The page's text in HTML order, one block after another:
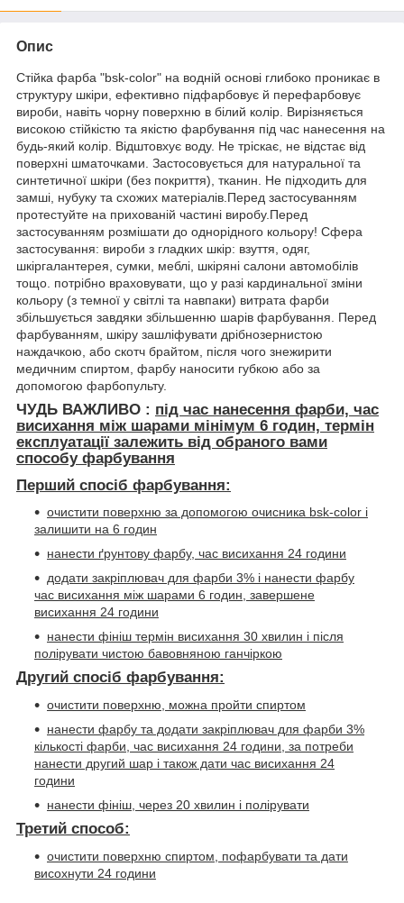
Опис
Стійка фарба "bsk-color" на водній основі глибоко проникає в
структуру шкіри, ефективно підфарбовує й перефарбовує
вироби, навіть чорну поверхню в білий колір. Вирізняється
високою стійкістю та якістю фарбування під час нанесення на
будь-який колір. Відштовхує воду. Не тріскає, не відстає від
поверхні шматочками. Застосовується для натуральної та
синтетичної шкіри (без покриття), тканин. Не підходить для
замші, нубуку та схожих матеріалів.Перед застосуванням
протестуйте на прихованій частині виробу.Перед
застосуванням розмішати до однорідного кольору! Сфера
застосування: вироби з гладких шкір: взуття, одяг,
шкіргалантерея, сумки, меблі, шкіряні салони автомобілів
тощо. потрібно враховувати, що у разі кардинальної зміни
кольору (з темної у світлі та навпаки) витрата фарби
збільшується завдяки збільшенню шарів фарбування. Перед
фарбуванням, шкіру зашліфувати дрібнозернистою
наждачкою, або скотч брайтом, після чого знежирити
медичним спиртом, фарбу наносити губкою або за
допомогою фарбопульту.
ЧУДЬ ВАЖЛИВО : під час нанесення фарби, час
висихання між шарами мінімум 6 годин, термін
експлуатації залежить від обраного вами
способу фарбування
Перший спосіб фарбування:
очистити поверхню за допомогою очисника bsk-color і
залишити на 6 годин
нанести ґрунтову фарбу, час висихання 24 години
додати закріплювач для фарби 3% і нанести фарбу
час висихання між шарами 6 годин, завершене
висихання 24 години
нанести фініш термін висихання 30 хвилин і після
полірувати чистою бавовняною ганчіркою
Другий спосіб фарбування:
очистити поверхню, можна пройти спиртом
нанести фарбу та додати закріплювач для фарби 3%
кількості фарби, час висихання 24 години, за потреби
нанести другий шар і також дати час висихання 24
години
нанести фініш, через 20 хвилин і полірувати
Третий способ:
очистити поверхню спиртом, пофарбувати та дати
висохнути 24 години